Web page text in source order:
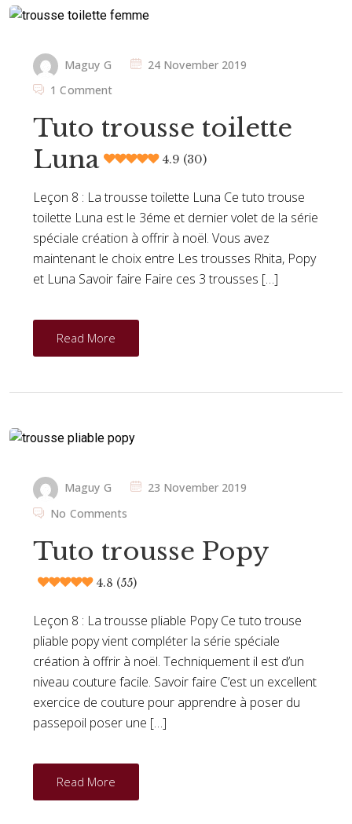
Maguy G
24 November 2019
1 Comment
Tuto trousse toilette
Luna
4.9 (30)
Leçon 8 : La trousse toilette Luna Ce tuto trouse
toilette Luna est le 3éme et dernier volet de la série
spéciale création à offrir à noël. Vous avez
maintenant le choix entre Les trousses Rhita, Popy
et Luna Savoir faire Faire ces 3 trousses […]
Read More
Maguy G
23 November 2019
No Comments
Tuto trousse Popy
4.8 (55)
Leçon 8 : La trousse pliable Popy Ce tuto trouse
pliable popy vient compléter la série spéciale
création à offrir à noël. Techniquement il est d’un
niveau couture facile. Savoir faire C’est un excellent
exercice de couture pour apprendre à poser du
passepoil poser une […]
Read More